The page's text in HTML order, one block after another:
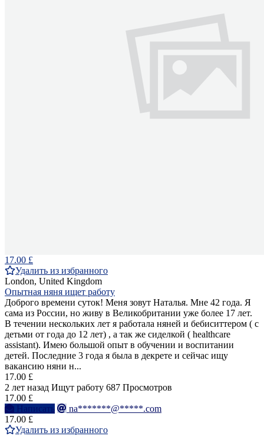
17.00 £
Удалить из избранного
London, United Kingdom
Опытная няня ищет работу
Доброго времени суток! Меня зовут Наталья. Мне 42 года. Я
сама из России, но живу в Великобритании уже более 17 лет.
В течении нескольких лет я работала няней и бебиситтером ( с
детьми от года до 12 лет) , а так же сиделкой ( healthcare
assistant). Имею большой опыт в обучении и воспитании
детей. Последние 3 года я была в декрете и сейчас ищу
вакансию няни н...
17.00 £
2 лет назад Ищут работу 687 Просмотров
17.00 £
Написать
na*******@*****.com
17.00 £
Удалить из избранного